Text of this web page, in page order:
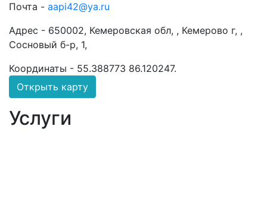
Почта - aapi42@ya.ru
Адрес - 650002, Кемеровская обл, , Кемерово г, ,
Сосновый б-р, 1,
Координаты - 55.388773 86.120247.
Открыть карту
Услуги